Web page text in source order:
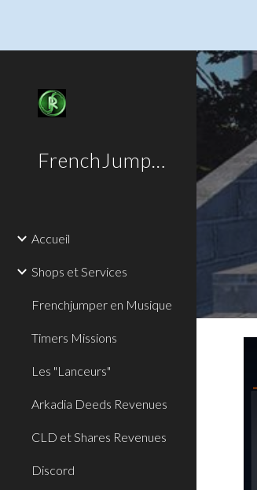
FrenchJumper
Accueil
Shops et Services
Frenchjumper en Musique
Timers Missions
Les "Lanceurs"
Arkadia Deeds Revenues
CLD et Shares Revenues
Discord